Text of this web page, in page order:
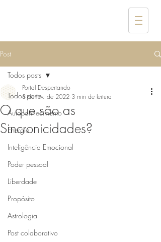
Post
Todos posts
Autoconhecimento
Energia
Inteligência Emocional
Poder pessoal
Liberdade
Propósito
Astrologia
Post colaborativo
Todos posts
O que são as
Sincronicidades?
Portal Despertando
3 de fev. de 2022 3 min de leitura